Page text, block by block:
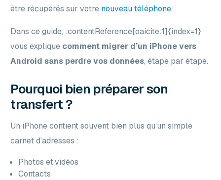
être récupérés sur votre nouveau téléphone.
Dans ce guide, :contentReference[oaicite:1]{index=1}
vous explique comment migrer d’un iPhone vers
Android sans perdre vos données, étape par étape.
Pourquoi bien préparer son
transfert ?
Un iPhone contient souvent bien plus qu’un simple
carnet d’adresses :
Photos et vidéos
Contacts